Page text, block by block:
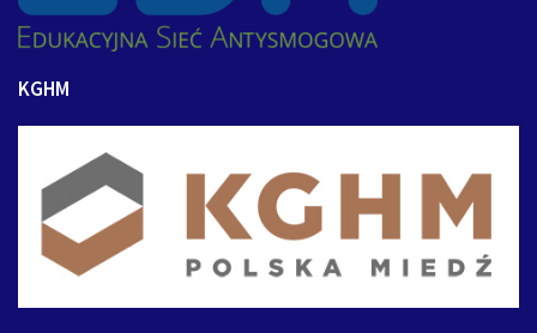
KGHM